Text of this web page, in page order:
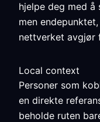
hjelpe deg med å
men
nettverket avgjør
Local context
Personer som
en direkte
beholde ruten